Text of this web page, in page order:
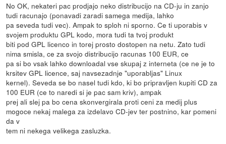
No OK, nekateri pac prodjajo neko distribucijo na CD-ju in zanjo
tudi racunajo (ponavadi zaradi samega medija, lahko
pa seveda tudi vec). Ampak to sploh ni sporno. Ce ti uporabis v
svojem produktu GPL kodo, mora tudi ta tvoj produkt
biti pod GPL licenco in torej prosto dostopen na netu. Zato tudi
nima smisla, ce za svojo distribucijo racunas 100 EUR, ce
pa si bo vsak lahko downloadal vse skupaj z interneta (ce ne je to
krsitev GPL licence, saj navsezadnje "uporabljas" Linux
kernel). Seveda se bo nasel tudi kdo, ki bo pripravljen kupiti CD za
100 EUR (ce to naredi si je pac sam kriv), ampak
prej ali slej pa bo cena skonvergirala proti ceni za medij plus
mogoce nekaj malega za izdelavo CD-jev ter postnino, kar pomeni
da v
tem ni nekega velikega zasluzka.